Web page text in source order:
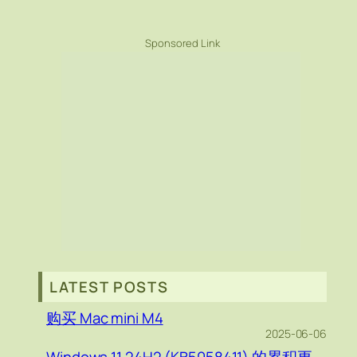
Sponsored Link
LATEST POSTS
购买 Mac mini M4
2025-06-06